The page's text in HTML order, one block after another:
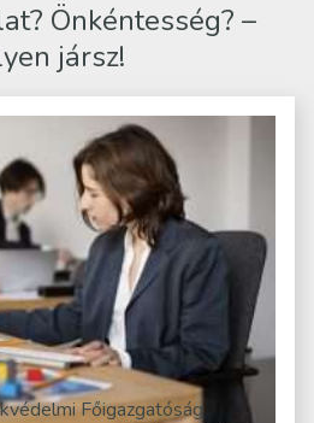
Önkéntesség? –
jársz!
Főigazgatóság